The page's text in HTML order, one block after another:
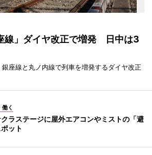
線」ダイヤ改正で増発 日中は3
座線と丸ノ内線で列車を増発するダイヤ改正
く
ラステージに屋外エアコンやミストの「避
ット